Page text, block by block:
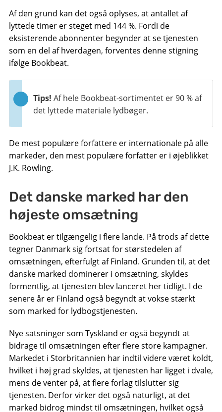
Af den grund kan det også oplyses, at antallet af
lyttede timer er steget med 144 %. Fordi de
eksisterende abonnenter begynder at se tjenesten
som en del af hverdagen, forventes denne stigning
ifølge Bookbeat.
Tips! Af hele Bookbeat-sortimentet er 90 % af
det lyttede materiale lydbøger.
De mest populære forfattere er internationale på alle
markeder, den mest populære forfatter er i øjeblikket
J.K. Rowling.
Det danske marked har den
højeste omsætning
Bookbeat er tilgængelig i flere lande. På trods af dette
tegner Danmark sig fortsat for størstedelen af ​​
omsætningen, efterfulgt af Finland. Grunden til, at det
danske marked dominerer i omsætning, skyldes
formentlig, at tjenesten blev lanceret her tidligt. I de
senere år er Finland også begyndt at vokse stærkt
som marked for lydbogstjenesten.
Nye satsninger som Tyskland er også begyndt at
bidrage til omsætningen efter flere store kampagner.
Markedet i Storbritannien har indtil videre været koldt,
hvilket i høj grad skyldes, at tjenesten har ligget i dvale,
mens de venter på, at flere forlag tilslutter sig
tjenesten. Derfor virker det også naturligt, at det
marked bidrog mindst til omsætningen, hvilket også